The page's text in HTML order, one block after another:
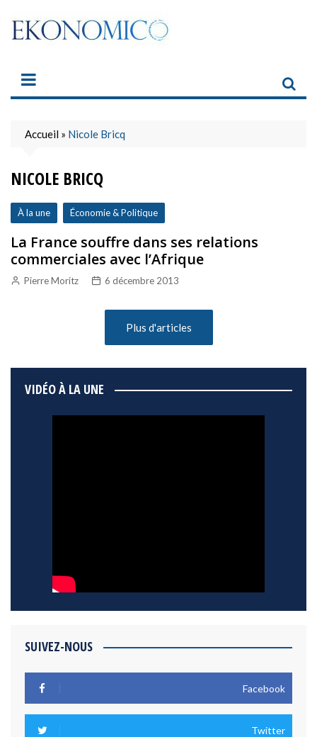
content
Accueil » Nicole Bricq
NICOLE BRICQ
À la une Économie & Politique
La France souffre dans ses relations
commerciales avec l’Afrique
Pierre Moritz 6 décembre 2013
Plus d'articles
VIDÉO À LA UNE
SUIVEZ-NOUS
Facebook
Twitter